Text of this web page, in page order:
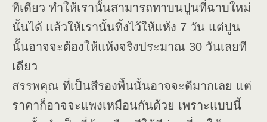
ทีเดียว ทำให้เรานั้นสามารถทาบนปูนที่ฉาบใหม่
นั้นได้ แล้วให้เรานั้นทิ้งไว้ให้แห้ง 7 วัน แต่ปูน
นั้นอาจจะต้องให้แห้งจริงประมาณ 30 วันเลยที
เดียว
สรรพคุณ ที่เป็นสีรองพื้นนั้นอาจจะดีมากเลย แต่
ราคาก็อาจจะแพงเหมือนกันด้วย เพราะแบบนี้